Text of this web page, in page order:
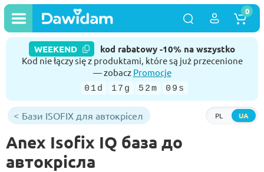
WEEKEND kod rabatowy -10% na wszystko
Kod nie łączy się z produktami, które są już przecenione
— zobacz Promocje
01d 17g 52m 09s
PL UA
0
Бази ISOFIX для автокрісел
Anex Isofix IQ база до
автокрісла